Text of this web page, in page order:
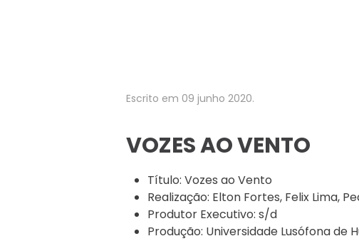
Escrito em 09 junho 2020.
VOZES AO VENTO
Título: Vozes ao Vento
Realização: Elton Fortes, Felix Lima,
Produtor Executivo: s/d
Produção: Universidade Lusófona de